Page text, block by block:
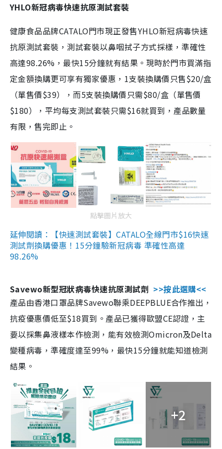
YHLO新冠病毒快速抗原測試套裝
健康食品品牌CATALO門市現正發售YHLO新冠病毒快速
抗原測試套裝，測試套裝以鼻咽拭子方式採樣，準確性
高達98.26%，最快15分鐘就有結果。現時於門市買滿指
定金額換購更可享有獨家優惠，1支裝換購價只售$20/盒
（單售價$39），而5支裝換購價只需$80/盒（單售價
$180），平均每支測試套裝只需$16就買到，產品數量
有限，售完即止。
點擊圖片放大
延伸閱讀：【快速測試套裝】CATALO全線門市$16快速
測試劑換購優惠！15分鐘驗新冠病毒 準確性高達
98.26%
Savewo新型冠狀病毒快速抗原測試劑 >>按此選購<<
產品由香港口罩品牌Savewo聯乘DEEPBLUE合作推出，
抗疫優惠價低至$18買到。產品已獲得歐盟CE認證，主
要以採集鼻液樣本作檢測，能有效檢測Omicron及Delta
變種病毒，準確度達至99%，最快15分鐘就能知道檢測
結果。
+2